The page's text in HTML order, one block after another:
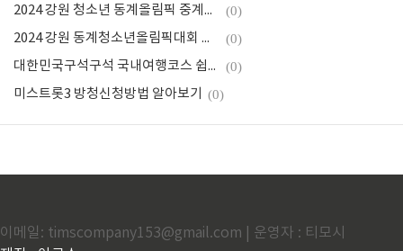
2024 강원 청소년 동계올림픽 중계방송 시청방법 및 경기일정 알아보기 (0)
2024 강원 동계청소년올림픽대회 무료 입장권 예매방법 및 경기장 위치 알아보기 (0)
대한민국구석구석 국내여행코스 쉽게 계획하는 방법 알아보기 (0)
미스트롯3 방청신청방법 알아보기 (0)
이메일: timscompany153@gmail.com | 운영자 : 티모시